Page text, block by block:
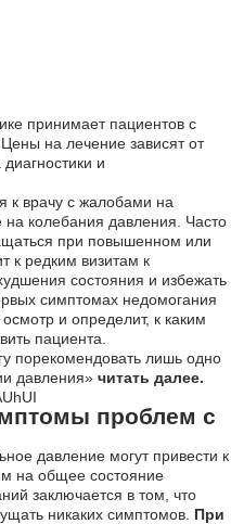
принимает пациентов с
на лечение зависят от
и
к врачу с жалобами на
колебания давления. Часто
при повышенном или
к редким визитам к
состояния и избежать
симптомах недомогания
и определит, к каким
пациента.
порекомендовать лишь одно
давления» читать далее.
проблем с
давление могут привести к
на общее состояние
заключается в том, что
никаких симптомов. При